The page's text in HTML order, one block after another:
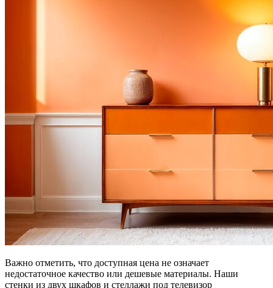
Важно отметить, что доступная цена не означает
недостаточное качество или дешевые материалы. Наши
стенки из двух шкафов и стеллажи под телевизор